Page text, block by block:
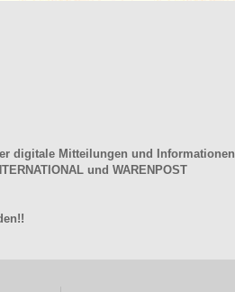
digitale Mitteilungen und Informationen
und WARENPOST